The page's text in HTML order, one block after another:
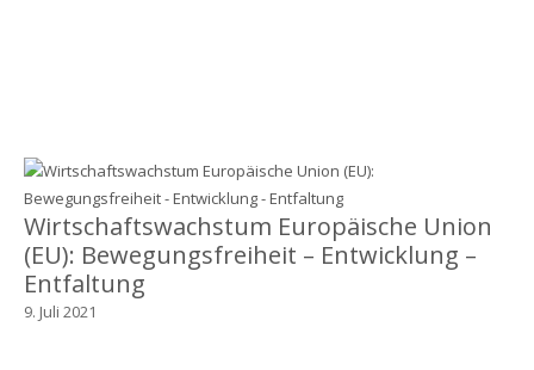
Wirtschaftswachstum Europäische Union
(EU): Bewegungsfreiheit – Entwicklung –
Entfaltung
9. Juli 2021